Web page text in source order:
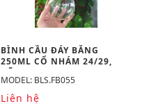
BÌNH CẦU ĐÁY BẰNG
250ML CỔ NHÁM 24/29,
HÃNG BIOHALL
MODEL: BLS.FB055
Liên hệ